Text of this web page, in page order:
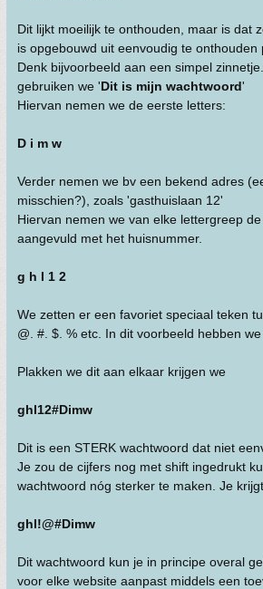
Dit lijkt moeilijk te onthouden, maar is dat
is opgebouwd uit eenvoudig te onthouden
Denk bijvoorbeeld aan een simpel
gebruiken we 'Dit is mijn wachtwoord'
Hiervan nemen we de eerste letters:
D i m w
Verder nemen we bv een bekend adres
misschien?), zoals 'gasthuislaan 12'
Hiervan nemen we van elke lettergreep de
aangevuld met het huisnummer.
g h l 1 2
We zetten er een favoriet speciaal teken
@. #. $. % etc. In dit voorbeeld hebben
Plakken we dit aan elkaar krijgen we
ghl12#Dimw
Dit is een STERK wachtwoord dat niet
Je zou de cijfers nog met shift ingedrukt
wachtwoord nóg sterker te maken. Je
ghl!@#Dimw
Dit wachtwoord kun je in principe overal
voor elke website aanpast middels een